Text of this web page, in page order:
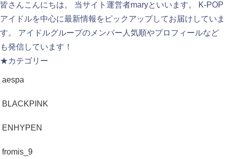
皆さんこんにちは。 当サイト運営者maryといいます。 K-POP
アイドルを中心に最新情報をピックアップしてお届けしていま
す。 アイドルグループのメンバー人気順やプロフィールなど
も発信しています！
★カテゴリー
aespa
BLACKPINK
ENHYPEN
fromis_9